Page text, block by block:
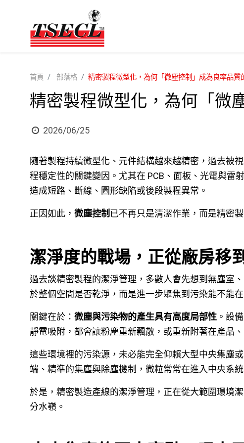
首頁 部落格 精密製程微型化，為何「微塵控制」成為良率品質
精密製程微型化，為何「微
2026/06/25
隨著製程持續微型化、元件結構越來越精密，過去被
程穩定性的關鍵變因。尤其在 PCB、面板、光電與雷
造成短路、斷線、圖形缺陷或後段製程異常。
正因如此， 微塵控制已不再只是清潔作業，而是精密
潔淨度的戰場，正從廠房移
過去談精密製程的潔淨管理，多數人會先想到無塵室
於整個空間是否乾淨，而是進一步聚焦到污染能不能
關鍵在於： 微塵與污染物的產生具有高度局部性 。設
靜電吸附，都會讓粉塵重新飄散，或重新附著在產品
這些環境裡的污染源，未必能完全仰賴大型中央集塵
端、精準的集塵與除塵機制，微粒常常在進入中央系
於是，精密製造產線的潔淨管理，正在從大範圍環境
分水嶺。